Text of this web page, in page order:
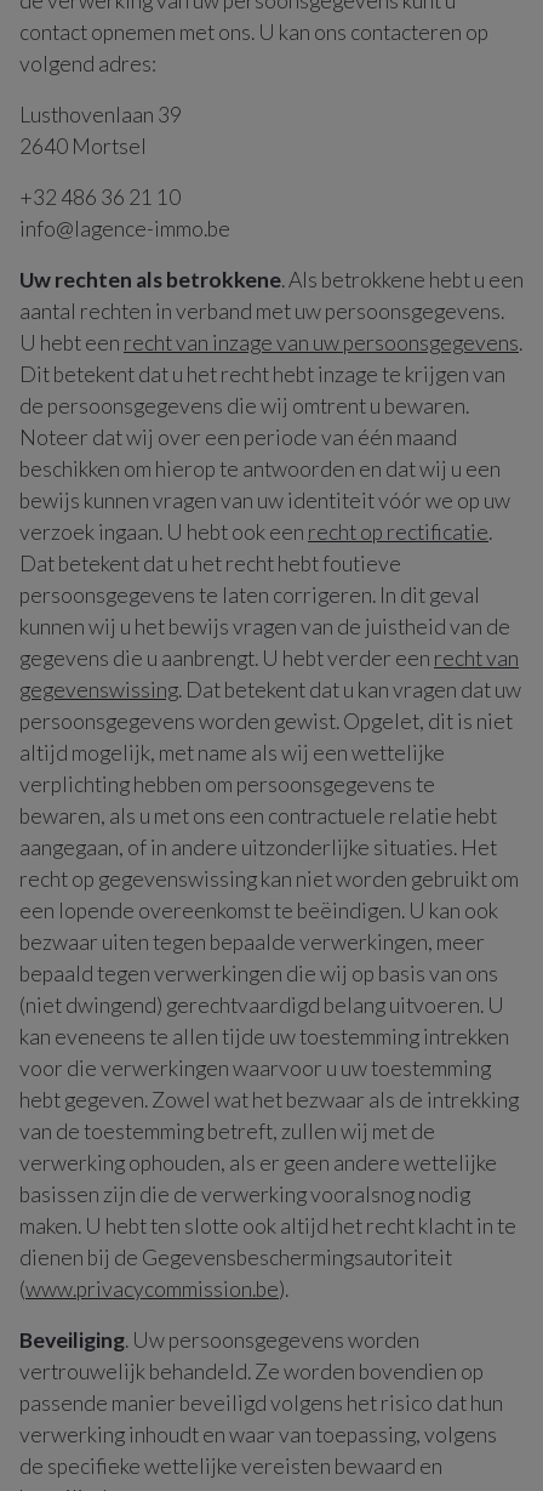
contact opnemen met ons. U kan ons contacteren op
volgend adres:
Lusthovenlaan 39
2640 Mortsel
+32 486 36 21 10
info@lagence-immo.be
Uw rechten als betrokkene. Als betrokkene hebt u een
aantal rechten in verband met uw persoonsgegevens.
U hebt een recht van inzage van uw persoonsgegevens.
Dit betekent dat u het recht hebt inzage te krijgen van
de persoonsgegevens die wij omtrent u bewaren.
Noteer dat wij over een periode van één maand
beschikken om hierop te antwoorden en dat wij u een
bewijs kunnen vragen van uw identiteit vóór we op uw
verzoek ingaan. U hebt ook een recht op rectificatie.
Dat betekent dat u het recht hebt foutieve
persoonsgegevens te laten corrigeren. In dit geval
kunnen wij u het bewijs vragen van de juistheid van de
gegevens die u aanbrengt. U hebt verder een recht van
gegevenswissing. Dat betekent dat u kan vragen dat uw
persoonsgegevens worden gewist. Opgelet, dit is niet
altijd mogelijk, met name als wij een wettelijke
verplichting hebben om persoonsgegevens te
bewaren, als u met ons een contractuele relatie hebt
aangegaan, of in andere uitzonderlijke situaties. Het
recht op gegevenswissing kan niet worden gebruikt om
een lopende overeenkomst te beëindigen. U kan ook
bezwaar uiten tegen bepaalde verwerkingen, meer
bepaald tegen verwerkingen die wij op basis van ons
(niet dwingend) gerechtvaardigd belang uitvoeren. U
kan eveneens te allen tijde uw toestemming intrekken
voor die verwerkingen waarvoor u uw toestemming
hebt gegeven. Zowel wat het bezwaar als de intrekking
van de toestemming betreft, zullen wij met de
verwerking ophouden, als er geen andere wettelijke
basissen zijn die de verwerking vooralsnog nodig
maken. U hebt ten slotte ook altijd het recht klacht in te
dienen bij de Gegevensbeschermingsautoriteit
(www.privacycommission.be).
Beveiliging. Uw persoonsgegevens worden
vertrouwelijk behandeld. Ze worden bovendien op
passende manier beveiligd volgens het risico dat hun
verwerking inhoudt en waar van toepassing, volgens
de specifieke wettelijke vereisten bewaard en